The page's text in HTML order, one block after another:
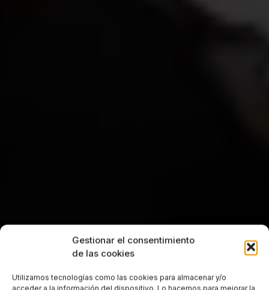
Gestionar el consentimiento
de las cookies
Utilizamos tecnologías como las cookies para almacenar y/o
acceder a la información del dispositivo. Lo hacemos para mejorar la